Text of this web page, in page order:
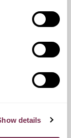
details
gratuita della